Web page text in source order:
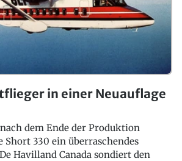
in einer Neuauflage
dem Ende der Produktion
330 ein überraschendes
Havilland Canada sondiert den